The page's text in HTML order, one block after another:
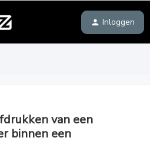
Inloggen
van een
binnen een